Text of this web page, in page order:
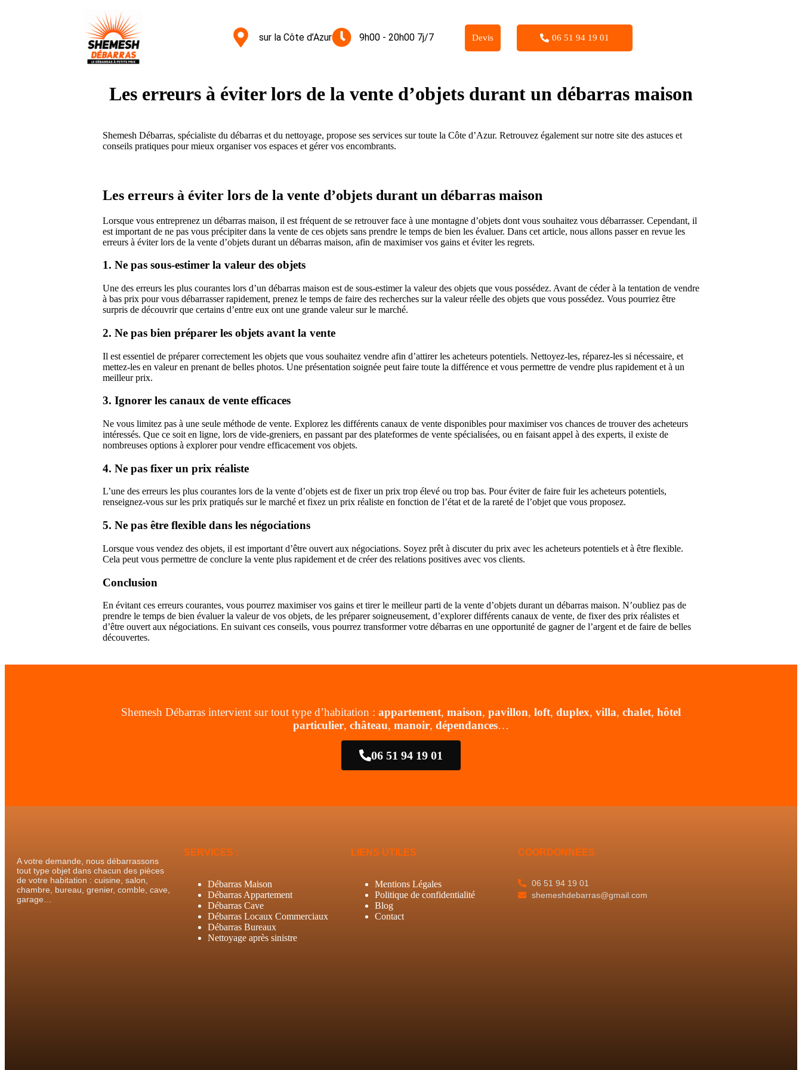
sur la Côte d’Azur 9h00 - 20h00 7j/7 Devis 06 51 94 19 01
Les erreurs à éviter lors de la vente d’objets durant un débarras maison
Shemesh Débarras, spécialiste du débarras et du nettoyage, propose ses services sur toute la Côte d’Azur. Retrouvez également sur notre site des astuces et
conseils pratiques pour mieux organiser vos espaces et gérer vos encombrants.
Les erreurs à éviter lors de la vente d’objets durant un débarras maison
Lorsque vous entreprenez un débarras maison, il est fréquent de se retrouver face à une montagne d’objets dont vous souhaitez vous débarrasser. Cependant, il
est important de ne pas vous précipiter dans la vente de ces objets sans prendre le temps de bien les évaluer. Dans cet article, nous allons passer en revue les
erreurs à éviter lors de la vente d’objets durant un débarras maison, afin de maximiser vos gains et éviter les regrets.
1. Ne pas sous-estimer la valeur des objets
Une des erreurs les plus courantes lors d’un débarras maison est de sous-estimer la valeur des objets que vous possédez. Avant de céder à la tentation de vendre
à bas prix pour vous débarrasser rapidement, prenez le temps de faire des recherches sur la valeur réelle des objets que vous possédez. Vous pourriez être
surpris de découvrir que certains d’entre eux ont une grande valeur sur le marché.
2. Ne pas bien préparer les objets avant la vente
Il est essentiel de préparer correctement les objets que vous souhaitez vendre afin d’attirer les acheteurs potentiels. Nettoyez-les, réparez-les si nécessaire, et
mettez-les en valeur en prenant de belles photos. Une présentation soignée peut faire toute la différence et vous permettre de vendre plus rapidement et à un
meilleur prix.
3. Ignorer les canaux de vente efficaces
Ne vous limitez pas à une seule méthode de vente. Explorez les différents canaux de vente disponibles pour maximiser vos chances de trouver des acheteurs
intéressés. Que ce soit en ligne, lors de vide-greniers, en passant par des plateformes de vente spécialisées, ou en faisant appel à des experts, il existe de
nombreuses options à explorer pour vendre efficacement vos objets.
4. Ne pas fixer un prix réaliste
L’une des erreurs les plus courantes lors de la vente d’objets est de fixer un prix trop élevé ou trop bas. Pour éviter de faire fuir les acheteurs potentiels,
renseignez-vous sur les prix pratiqués sur le marché et fixez un prix réaliste en fonction de l’état et de la rareté de l’objet que vous proposez.
5. Ne pas être flexible dans les négociations
Lorsque vous vendez des objets, il est important d’être ouvert aux négociations. Soyez prêt à discuter du prix avec les acheteurs potentiels et à être flexible.
Cela peut vous permettre de conclure la vente plus rapidement et de créer des relations positives avec vos clients.
Conclusion
En évitant ces erreurs courantes, vous pourrez maximiser vos gains et tirer le meilleur parti de la vente d’objets durant un débarras maison. N’oubliez pas de
prendre le temps de bien évaluer la valeur de vos objets, de les préparer soigneusement, d’explorer différents canaux de vente, de fixer des prix réalistes et
d’être ouvert aux négociations. En suivant ces conseils, vous pourrez transformer votre débarras en une opportunité de gagner de l’argent et de faire de belles
découvertes.
Shemesh Débarras intervient sur tout type d’habitation : appartement, maison, pavillon, loft, duplex, villa, chalet, hôtel
particulier, château, manoir, dépendances…
06 51 94 19 01
A votre demande, nous débarrassons
tout type objet dans chacun des pièces
de votre habitation : cuisine, salon,
chambre, bureau, grenier, comble, cave,
garage…
SERVICES :
Débarras Maison
Débarras Appartement
Débarras Cave
Débarras Locaux Commerciaux
Débarras Bureaux
Nettoyage après sinistre
LIENS UTILES
Mentions Légales
Politique de confidentialité
Blog
Contact
COORDONNÉES
06 51 94 19 01
shemeshdebarras@gmail.com